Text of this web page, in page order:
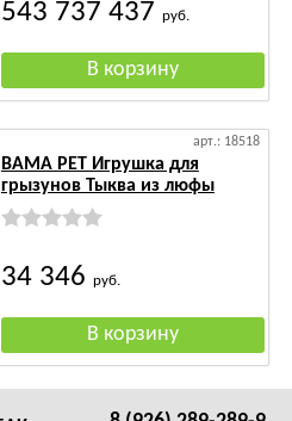
543 737 437 руб.
арт.: 18518
BAMA PET Игрушка для
грызунов Тыква из люфы
34 346 руб.